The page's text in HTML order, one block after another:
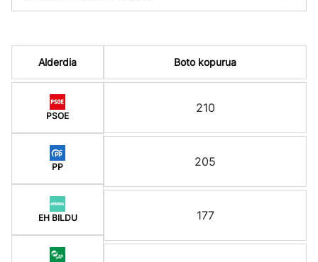
Alderdia
PSOE
PP
EH BILDU
Boto kopurua
210
205
177